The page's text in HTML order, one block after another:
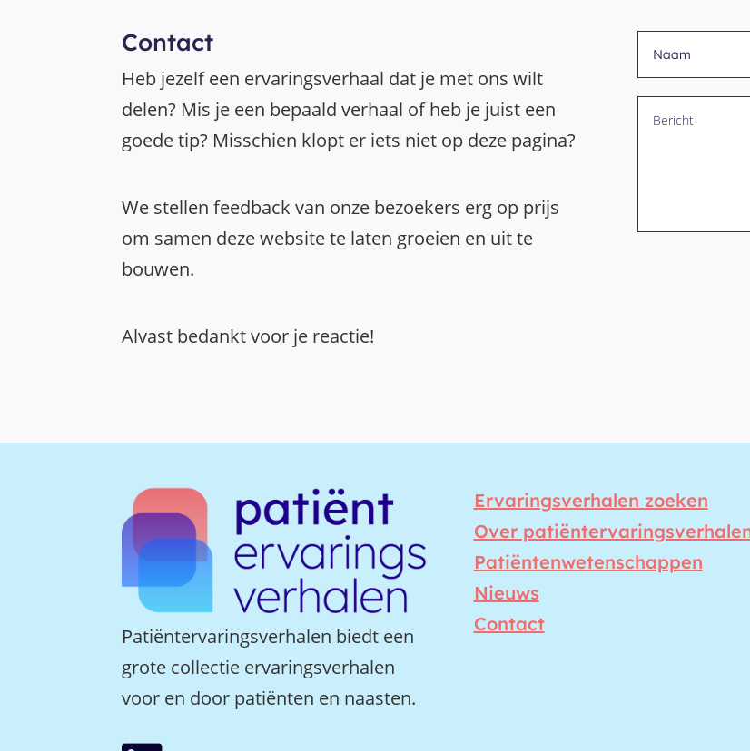
Contact
Heb jezelf een ervaringsverhaal dat je met ons wilt
delen? Mis je een bepaald verhaal of heb je juist een
goede tip? Misschien klopt er iets niet op deze pagina?
We stellen feedback van onze bezoekers erg op prijs
om samen deze website te laten groeien en uit te
bouwen.
Alvast bedankt voor je reactie!
Patiëntervaringsverhalen biedt een
grote collectie ervaringsverhalen
voor en door patiënten en naasten.
Ervaringsverhalen zoeken
Over
Patiëntenwetenschappen
Nieuws
Contact